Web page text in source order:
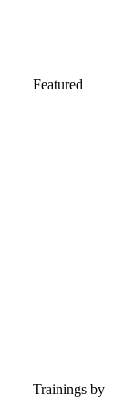
Featured
Trainings by